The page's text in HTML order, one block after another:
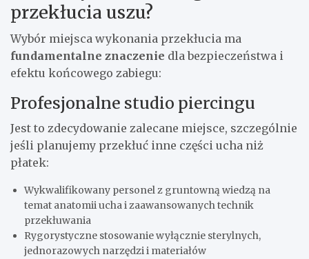
przekłucia uszu?
Wybór miejsca wykonania przekłucia ma
fundamentalne znaczenie dla bezpieczeństwa i
efektu końcowego zabiegu:
Profesjonalne studio piercingu
Jest to zdecydowanie zalecane miejsce, szczególnie
jeśli planujemy przekłuć inne części ucha niż
płatek:
Wykwalifikowany personel z gruntowną wiedzą na
temat anatomii ucha i zaawansowanych technik
przekłuwania
Rygorystyczne stosowanie wyłącznie sterylnych,
jednorazowych narzędzi i materiałów